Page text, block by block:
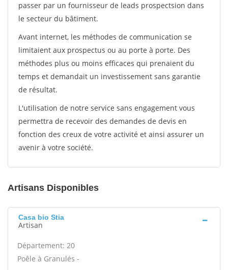
passer par un fournisseur de leads prospectsion dans
le secteur du bâtiment.
Avant internet, les méthodes de communication se
limitaient aux prospectus ou au porte à porte. Des
méthodes plus ou moins efficaces qui prenaient du
temps et demandait un investissement sans garantie
de résultat.
L'utilisation de notre service sans engagement vous
permettra de recevoir des demandes de devis en
fonction des creux de votre activité et ainsi assurer un
avenir à votre société.
Artisans Disponibles
Casa bio Stia
Artisan
Département: 20
Poêle à Granulés -